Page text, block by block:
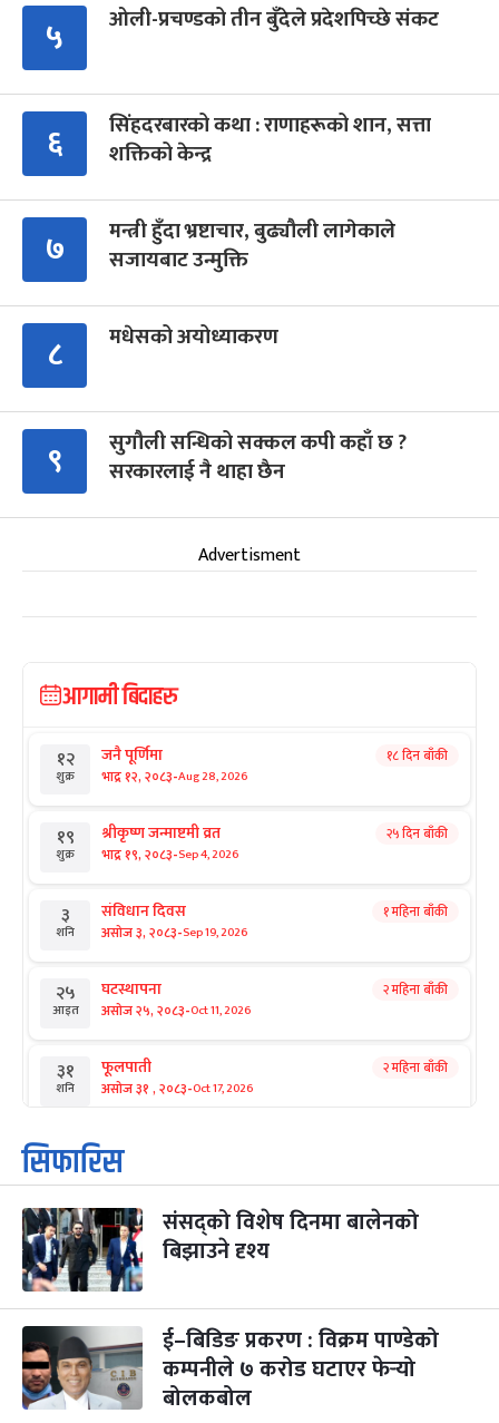
५ ओली-प्रचण्डको तीन बुँदेले प्रदेशपिच्छे संकट
६
सिंहदरबारको कथा : राणाहरूको शान, सत्ता
शक्तिको केन्द्र
७
मन्त्री हुँदा भ्रष्टाचार, बुढ्यौली लागेकाले
सजायबाट उन्मुक्ति
८ मधेसको अयोध्याकरण
९
सुगौली सन्धिको सक्कल कपी कहाँ छ ?
सरकारलाई नै थाहा छैन
Advertisment
आगामी बिदाहरु
१२
शुक्र
जनै पूर्णिमा
भाद्र १२, २०८३-Aug 28, 2026
१८ दिन बाँकी
१९
शुक्र
श्रीकृष्ण जन्माष्टमी व्रत
भाद्र १९, २०८३-Sep 4, 2026
२५ दिन बाँकी
३
शनि
संविधान दिवस
असोज ३, २०८३-Sep 19, 2026
१ महिना बाँकी
२५
आइत
घटस्थापना
असोज २५, २०८३-Oct 11, 2026
२ महिना बाँकी
३१
शनि
फूलपाती
असोज ३१ , २०८३-Oct 17, 2026
२ महिना बाँकी
१
आइत
कार्तिक सङ्क्रान्ति
कार्तिक १, २०८३
३
मंगल
महानवमी
कार्तिक ३, २०८३-Oct 20, 2026
२ महिना बाँकी
४
बुध कार्तिक ४, २०८३ -Oct 21, 2026
५
बिहि
पापा‌ङ्कुशा एकादशी व्रत
कार्तिक ५, २०८३-Oct 22, 2026
२ महिना बाँकी
सिफारिस
संसद्को विशेष दिनमा बालेनको
बिझाउने दृश्य
ई–बिडिङ प्रकरण : विक्रम पाण्डेको
कम्पनीले ७ करोड घटाएर फेर्‍यो
बोलकबोल